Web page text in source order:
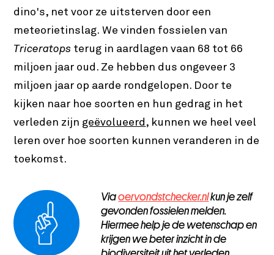
dino's, net voor ze uitsterven door een
meteorietinslag. We vinden fossielen van
Triceratops terug in aardlagen vaan 68 tot 66
miljoen jaar oud. Ze hebben dus ongeveer 3
miljoen jaar op aarde rondgelopen. Door te
kijken naar hoe soorten en hun gedrag in het
verleden zijn geëvolueerd , kunnen we heel veel
leren over hoe soorten kunnen veranderen in de
toekomst.
Viaoervondstchecker.nlkun je zelf
gevonden fossielen melden.
Hiermee help je de wetenschap en
krijgen we beter inzicht in de